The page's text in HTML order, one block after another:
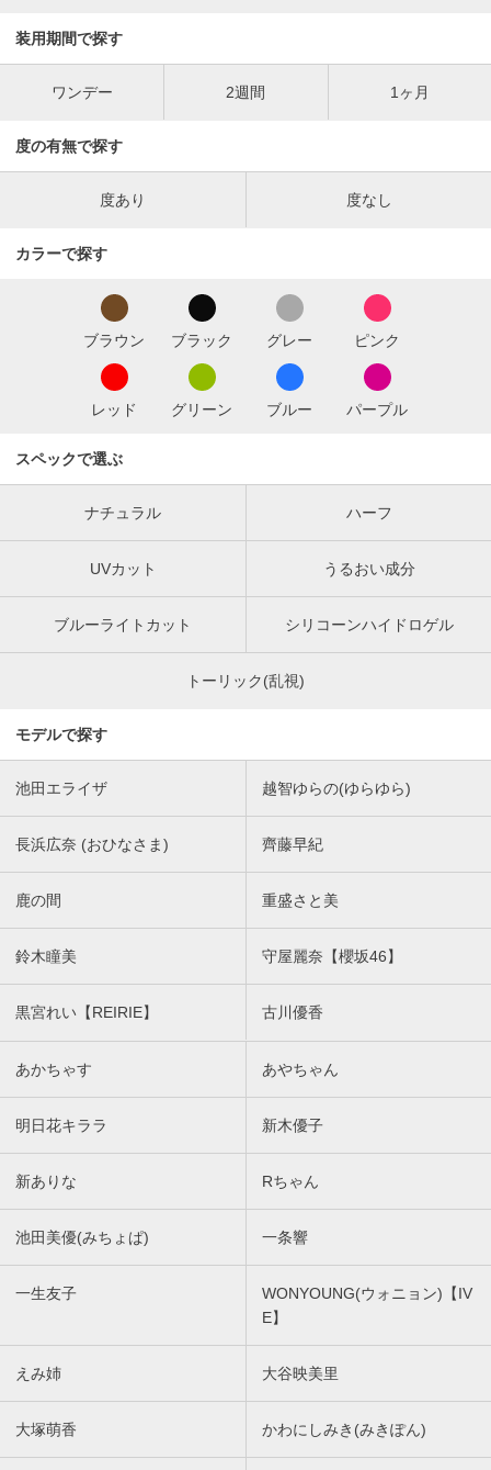
装用期間で探す
ワンデー 2週間 1ヶ月
度の有無で探す
度あり 度なし
カラーで探す
ブラウン ブラック グレー ピンク
レッド グリーン ブルー パープル
スペックで選ぶ
ナチュラル ハーフ
UVカット うるおい成分
ブルーライトカット シリコーンハイドロゲル
トーリック(乱視)
モデルで探す
池田エライザ 越智ゆらの(ゆらゆら)
長浜広奈 (おひなさま) 齊藤早紀
鹿の間 重盛さと美
鈴木瞳美 守屋麗奈【櫻坂46】
黒宮れい【REIRIE】 古川優香
あかちゃす あやちゃん
明日花キララ 新木優子
新ありな Rちゃん
池田美優(みちょぱ) 一条響
一生友子
WONYOUNG(ウォニョン)【IV
E】
えみ姉 大谷映美里
大塚萌香 かわにしみき(みきぽん)